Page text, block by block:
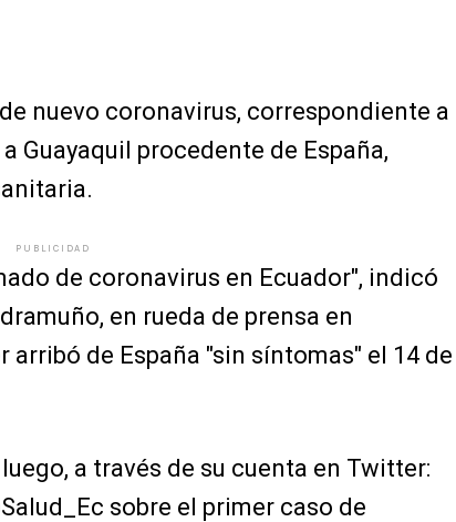
nuevo coronavirus, correspondiente a
Guayaquil procedente de España,
PUBLICIDAD
de coronavirus en Ecuador", indicó
en rueda de prensa en
arribó de España "sin síntomas" el 14 de
a través de su cuenta en Twitter:
sobre el primer caso de